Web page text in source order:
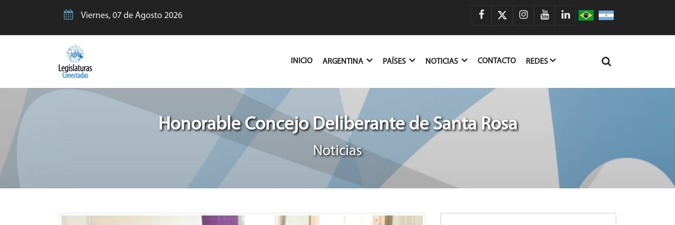
Viernes, 07 de Agosto 2026
INICIO(CURRENT)
ARGENTINA PAÍSES NOTICIAS CONTACTO REDES
Honorable Concejo Deliberante de Santa Rosa
Noticias